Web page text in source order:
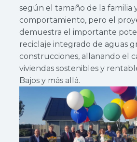
según el tamaño de la familia
comportamiento, pero el
demuestra el importante
reciclaje integrado de aguas
construcciones, allanando el
viviendas sostenibles y
Bajos y más allá.